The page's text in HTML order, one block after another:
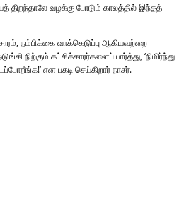
திறந்தாலே வழக்கு போடும் காலத்தில் இந்தத்
நம்பிக்கை வாக்கெடுப்பு ஆகியவற்றை
நிற்கும் கட்சிக்காரர்களைப் பார்த்து, ‘நிமிர்ந்து
என பகடி செய்கிறார் நாசர்.